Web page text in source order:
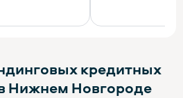
кредитных
Нижнем Новгороде